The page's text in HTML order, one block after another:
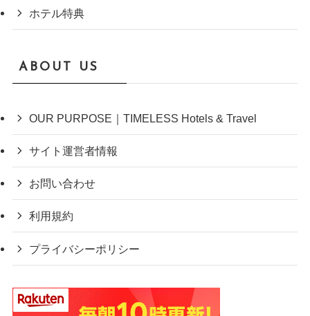
ホテル特典
ABOUT US
OUR PURPOSE｜TIMELESS Hotels & Travel
サイト運営者情報
お問い合わせ
利用規約
プライバシーポリシー